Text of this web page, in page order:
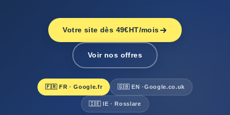
Votre site dès 49€HT/mois
Voir nos offres
🇫🇷 FR · Google.fr 🇬🇧 EN ·Google.co.uk
🇮🇪 IE · Rosslare